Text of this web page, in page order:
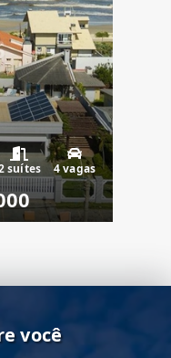
suítes 4 vagas
você